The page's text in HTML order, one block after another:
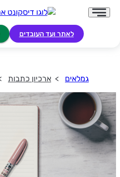
לאתר ועד העובדים
גמלאים ארכיון כתבות